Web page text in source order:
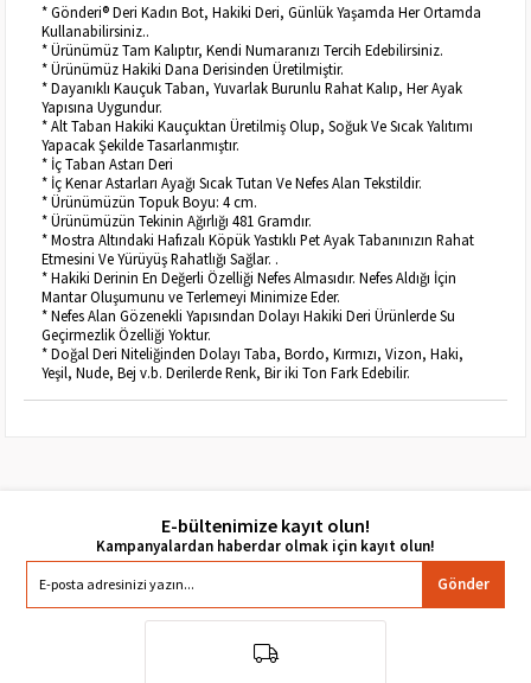
* Gönderi® Deri Kadın Bot, Hakiki Deri, Günlük Yaşamda Her Ortamda
Kullanabilirsiniz..
* Ürünümüz Tam Kalıptır, Kendi Numaranızı Tercih Edebilirsiniz.
* Ürünümüz Hakiki Dana Derisinden Üretilmiştir.
* Dayanıklı Kauçuk Taban, Yuvarlak Burunlu Rahat Kalıp, Her Ayak
Yapısına Uygundur.
* Alt Taban Hakiki Kauçuktan Üretilmiş Olup, Soğuk Ve Sıcak Yalıtımı
Yapacak Şekilde Tasarlanmıştır.
* İç Taban Astarı Deri
* İç Kenar Astarları Ayağı Sıcak Tutan Ve Nefes Alan Tekstildir.
* Ürünümüzün Topuk Boyu: 4 cm.
* Ürünümüzün Tekinin Ağırlığı 481 Gramdır.
* Mostra Altındaki Hafızalı Köpük Yastıklı Pet Ayak Tabanınızın Rahat
Etmesini Ve Yürüyüş Rahatlığı Sağlar. .
* Hakiki Derinin En Değerli Özelliği Nefes Almasıdır. Nefes Aldığı İçin
Mantar Oluşumunu ve Terlemeyi Minimize Eder.
* Nefes Alan Gözenekli Yapısından Dolayı Hakiki Deri Ürünlerde Su
Geçirmezlik Özelliği Yoktur.
* Doğal Deri Niteliğinden Dolayı Taba, Bordo, Kırmızı, Vizon, Haki,
Yeşil, Nude, Bej v.b. Derilerde Renk, Bir iki Ton Fark Edebilir.
E-bültenimize kayıt olun!
Gönder